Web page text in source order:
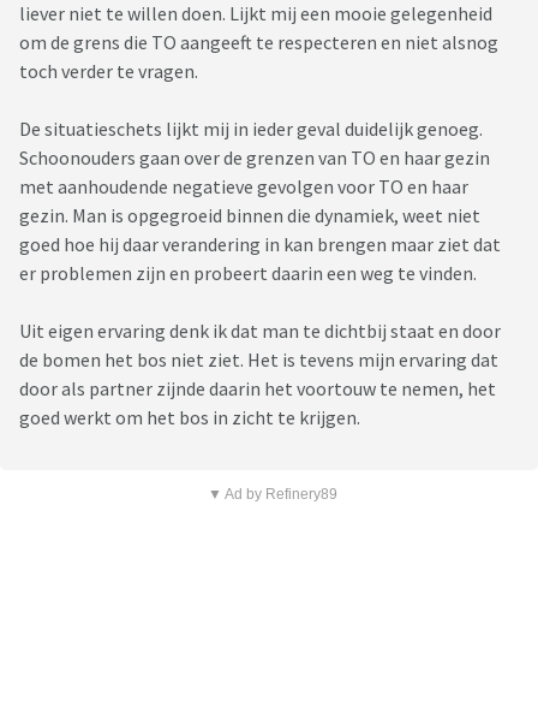
liever niet te willen doen. Lijkt mij een mooie gelegenheid
om de grens die TO aangeeft te respecteren en niet alsnog
toch verder te vragen.
De situatieschets lijkt mij in ieder geval duidelijk genoeg.
Schoonouders gaan over de grenzen van TO en haar gezin
met aanhoudende negatieve gevolgen voor TO en haar
gezin. Man is opgegroeid binnen die dynamiek, weet niet
goed hoe hij daar verandering in kan brengen maar ziet dat
er problemen zijn en probeert daarin een weg te vinden.
Uit eigen ervaring denk ik dat man te dichtbij staat en door
de bomen het bos niet ziet. Het is tevens mijn ervaring dat
door als partner zijnde daarin het voortouw te nemen, het
goed werkt om het bos in zicht te krijgen.
▼ Ad by Refinery89